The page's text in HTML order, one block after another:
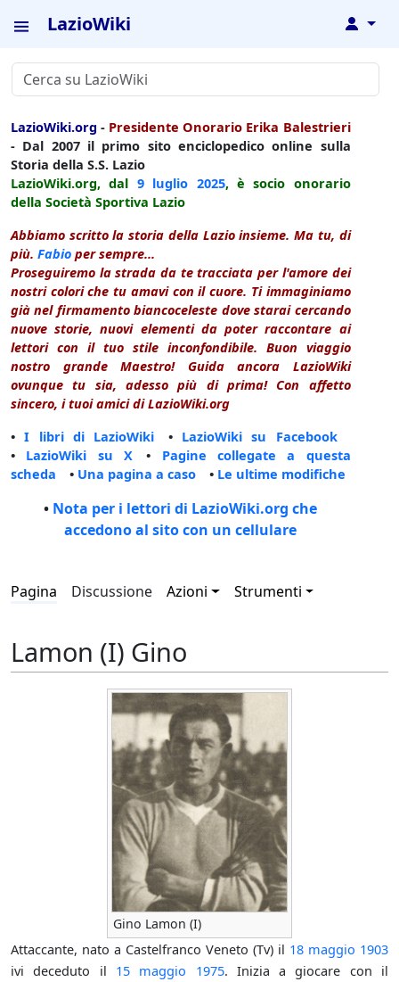
LazioWiki ↓
LazioWiki.org - Presidente Onorario Erika Balestrieri
- Dal 2007 il primo sito enciclopedico online sulla
Storia della S.S. Lazio
LazioWiki.org, dal 9 luglio 2025, è socio onorario
della Società Sportiva Lazio
Abbiamo scritto la storia della Lazio insieme. Ma tu, di
più. Fabio per sempre...
Proseguiremo la strada da te tracciata per l'amore dei
nostri colori che tu amavi con il cuore. Ti immaginiamo
già nel firmamento biancoceleste dove starai cercando
nuove storie, nuovi elementi da poter raccontare ai
lettori con il tuo stile inconfondibile. Buon viaggio
nostro grande Maestro! Guida ancora LazioWiki
ovunque tu sia, adesso più di prima! Con affetto
sincero, i tuoi amici di LazioWiki.org
•I libri di LazioWiki • LazioWiki su Facebook
• LazioWiki su X • Pagine collegate a questa
scheda • Una pagina a caso • Le ultime modifiche
• Nota per i lettori di LazioWiki.org che
accedono al sito con un cellulare
Pagina Discussione Azioni Strumenti
Lamon (I) Gino
Gino Lamon (I)
Attaccante, nato a Castelfranco Veneto (Tv) il 18 maggio 1903
ivi deceduto il 15 maggio 1975. Inizia a giocare con il